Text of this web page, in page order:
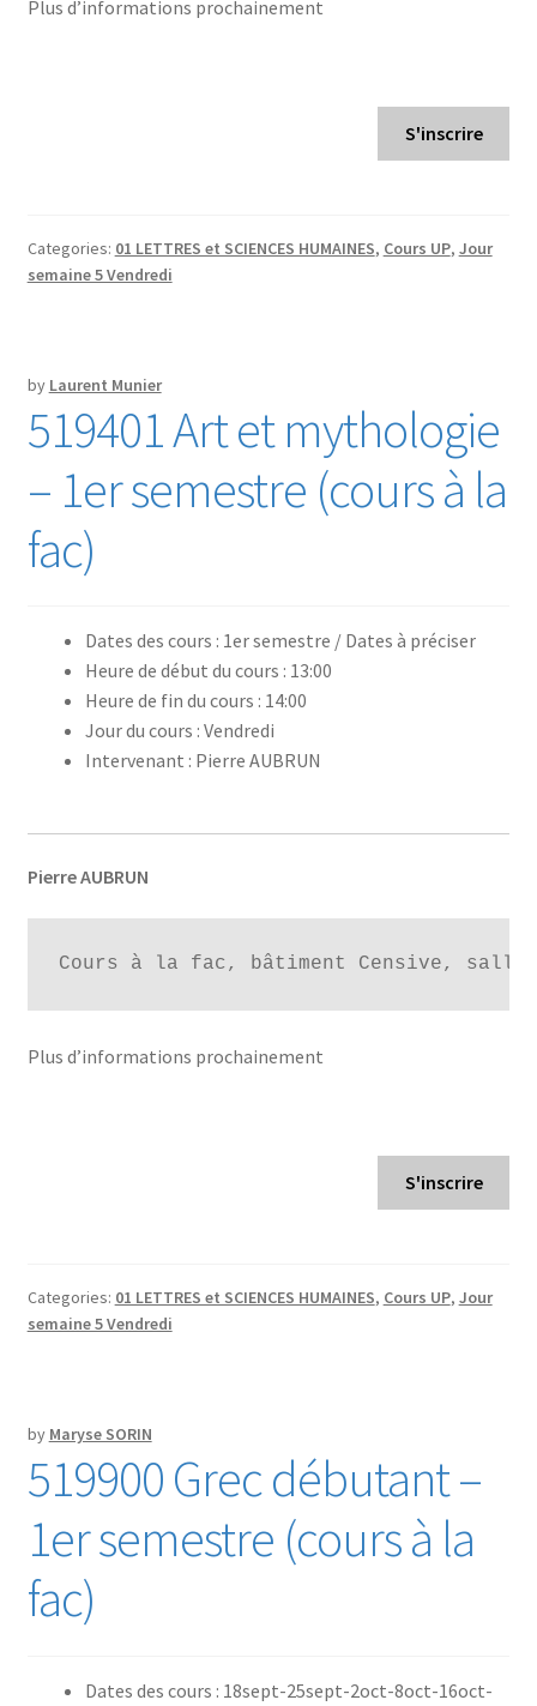
Plus d’informations prochainement
S'inscrire
Categories: 01 LETTRES et SCIENCES HUMAINES, Cours UP, Jour
semaine 5 Vendredi
by Laurent Munier
519401 Art et mythologie
– 1er semestre (cours à la
fac)
Dates des cours : 1er semestre / Dates à préciser
Heure de début du cours : 13:00
Heure de fin du cours : 14:00
Jour du cours : Vendredi
Intervenant : Pierre AUBRUN
Pierre AUBRUN
Cours à la fac, bâtiment Censive, salle
Plus d’informations prochainement
S'inscrire
Categories: 01 LETTRES et SCIENCES HUMAINES, Cours UP, Jour
semaine 5 Vendredi
by Maryse SORIN
519900 Grec débutant –
1er semestre (cours à la
fac)
Dates des cours : 18sept-25sept-2oct-8oct-16oct-